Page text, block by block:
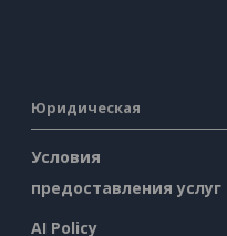
Юридическая
Условия
предоставления услуг
AI Policy